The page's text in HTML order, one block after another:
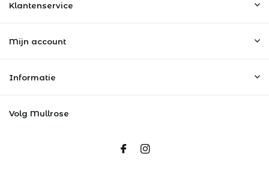
Klantenservice
Mijn account
Informatie
Volg Mullrose